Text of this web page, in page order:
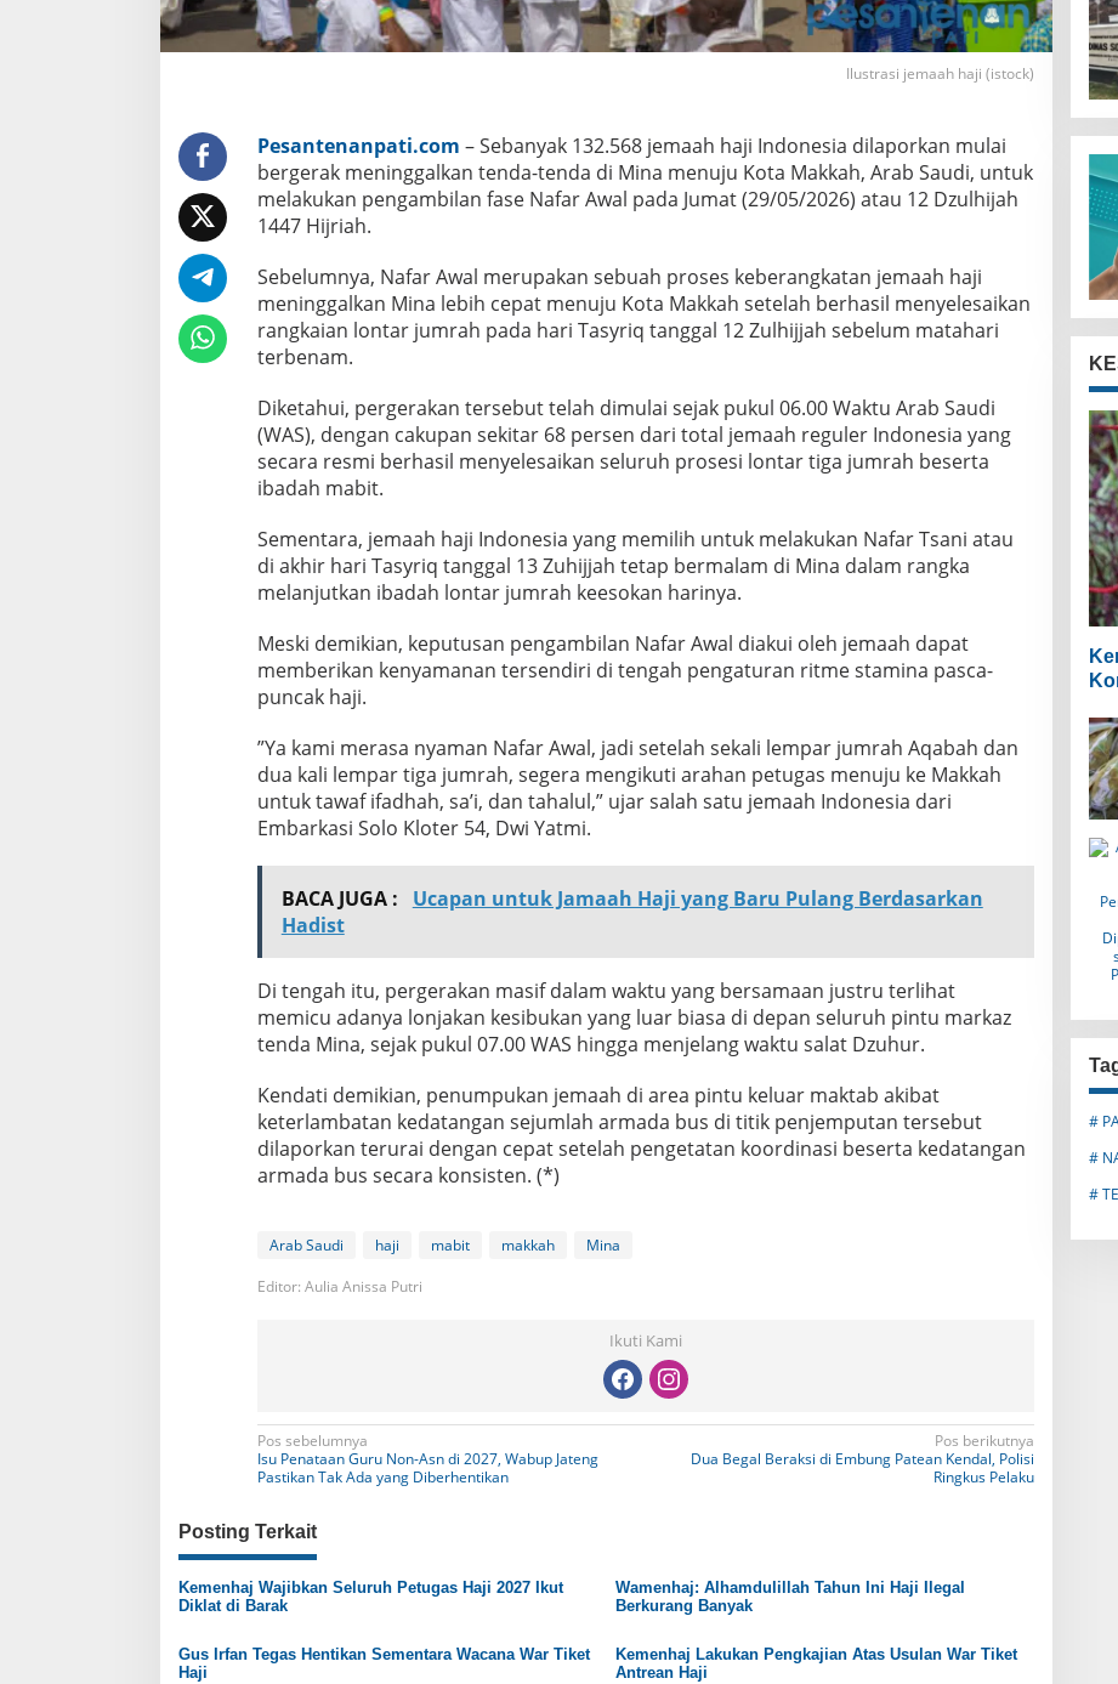
f
a
r
Ilustrasi jemaah haji (istock)
Pesantenanpati.com – Sebanyak 132.568 jemaah haji Indonesia dilaporkan mulai
bergerak meninggalkan tenda-tenda di Mina menuju Kota Makkah, Arab Saudi, untuk
melakukan pengambilan fase Nafar Awal pada Jumat (29/05/2026) atau 12 Dzulhijah
1447 Hijriah.
Sebelumnya, Nafar Awal merupakan sebuah proses keberangkatan jemaah haji
meninggalkan Mina lebih cepat menuju Kota Makkah setelah berhasil menyelesaikan
rangkaian lontar jumrah pada hari Tasyriq tanggal 12 Zulhijjah sebelum matahari
terbenam.
Diketahui, pergerakan tersebut telah dimulai sejak pukul 06.00 Waktu Arab Saudi
(WAS), dengan cakupan sekitar 68 persen dari total jemaah reguler Indonesia yang
secara resmi berhasil menyelesaikan seluruh prosesi lontar tiga jumrah beserta
ibadah mabit.
Sementara, jemaah haji Indonesia yang memilih untuk melakukan Nafar Tsani atau
di akhir hari Tasyriq tanggal 13 Zuhijjah tetap bermalam di Mina dalam rangka
melanjutkan ibadah lontar jumrah keesokan harinya.
Meski demikian, keputusan pengambilan Nafar Awal diakui oleh jemaah dapat
memberikan kenyamanan tersendiri di tengah pengaturan ritme stamina pasca-
puncak haji.
​”Ya kami merasa nyaman Nafar Awal, jadi setelah sekali lempar jumrah Aqabah dan
dua kali lempar tiga jumrah, segera mengikuti arahan petugas menuju ke Makkah
untuk tawaf ifadhah, sa’i, dan tahalul,” ujar salah satu jemaah Indonesia dari
Embarkasi Solo Kloter 54, Dwi Yatmi.
BACA JUGA :
Ucapan untuk Jamaah Haji yang Baru Pulang Berdasarkan
Hadist
Di tengah itu, pergerakan masif dalam waktu yang bersamaan justru terlihat
memicu adanya lonjakan kesibukan yang luar biasa di depan seluruh pintu markaz
tenda Mina, sejak pukul 07.00 WAS hingga menjelang waktu salat Dzuhur.
Kendati demikian, penumpukan jemaah di area pintu keluar maktab akibat
keterlambatan kedatangan sejumlah armada bus di titik penjemputan tersebut
dilaporkan terurai dengan cepat setelah pengetatan koordinasi beserta kedatangan
armada bus secara konsisten. (*)
Arab Saudi haji mabit makkah
Mina
Editor: Aulia Anissa Putri
Ikuti Kami
N
a
v
i
g
a
s
Pos sebelumnya
Isu Penataan Guru Non-Asn di 2027, Wabup Jateng
Pastikan Tak Ada yang Diberhentikan
Pos berikutnya
Dua Begal Beraksi di Embung Patean Kendal, Polisi
Ringkus Pelaku
Posting Terkait
Kemenhaj Wajibkan Seluruh Petugas Haji 2027 Ikut
Diklat di Barak
Wamenhaj: Alhamdulillah Tahun Ini Haji Ilegal
Berkurang Banyak
Gus Irfan Tegas Hentikan Sementara Wacana War Tiket
Haji
Kemenhaj Lakukan Pengkajian Atas Usulan War Tiket
Antrean Haji
#
#
#